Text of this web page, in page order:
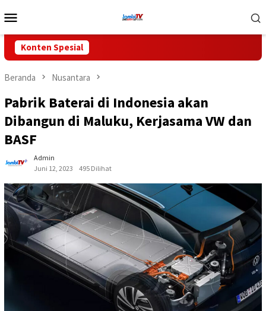
ke
Mobile
Konten Spesial
Beranda Nusantara
Pabrik Baterai di Indonesia akan
Dibangun di Maluku, Kerjasama VW dan
BASF
Admin
Juni 12, 2023
495 Dilihat